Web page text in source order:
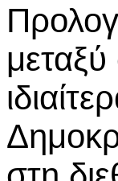
μεταξύ